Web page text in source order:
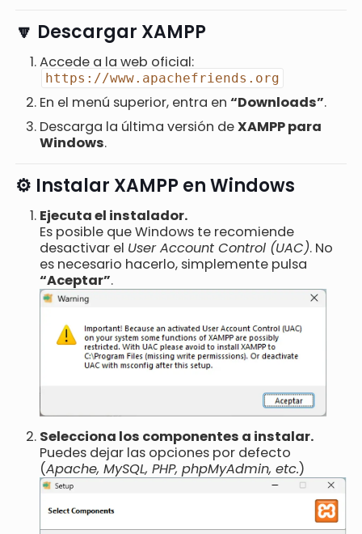
🔽 Descargar XAMPP
Accede a la web oficial:
https://www.apachefriends.org
En el menú superior, entra en“Downloads”.
Descarga la última versión deXAMPP para
Windows.
⚙️ Instalar XAMPP en Windows
Ejecuta el instalador.
Es posible que Windows te recomiende
desactivar el User Account Control (UAC). No
es necesario hacerlo, simplemente pulsa
“Aceptar”.
Selecciona los componentes a instalar.
Puedes dejar las opciones por defecto
(Apache, MySQL, PHP, phpMyAdmin, etc.)